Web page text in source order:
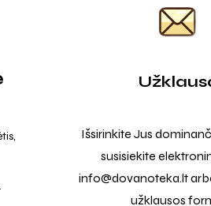
Išsirinkite Jus
susisiekite
info@dovanoteka.lt
užklausos